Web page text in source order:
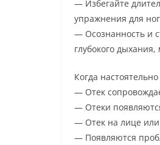
— Избегайте
упражнения для
— Осознанность и
глубокого
Когда
— Отек
— Отеки
— Отек на лице или
— Появляются